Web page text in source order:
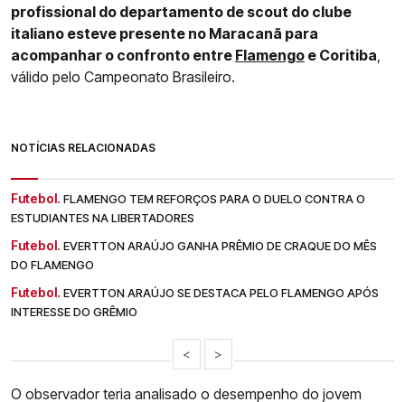
profissional do departamento de scout do clube
italiano esteve presente no Maracanã para
acompanhar o confronto entre Flamengo e Coritiba
válido pelo Campeonato Brasileiro.
NOTÍCIAS RELACIONADAS
Futebol. FLAMENGO TEM REFORÇOS PARA O DUELO CONTRA O
ESTUDIANTES NA LIBERTADORES
Futebol. EVERTTON ARAÚJO GANHA PRÊMIO DE CRAQUE DO MÊS
DO FLAMENGO
Futebol. EVERTTON ARAÚJO SE DESTACA PELO FLAMENGO APÓS
INTERESSE DO GRÊMIO
< >
O observador teria analisado o desempenho do jovem